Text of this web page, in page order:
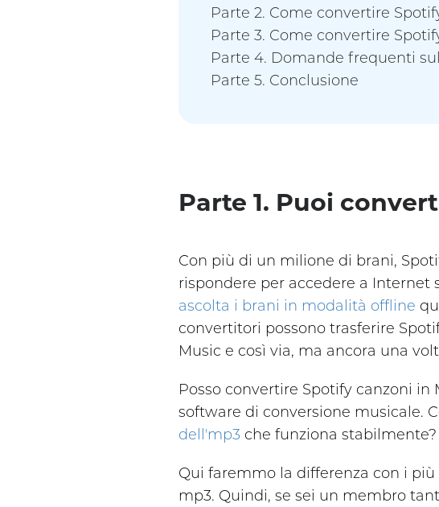
Parte 2. Come convertire
Parte 3. Come convertire
Parte 4. Domande frequenti
Parte 5. Conclusione
Parte 1. Puoi
Con più di un milione di brani,
rispondere per accedere a Internet
ascolta i brani in modalità offline
convertitori possono trasferire
Music e così via, ma ancora una
Posso convertire Spotify canzoni
software di conversione musicale.
dell'mp3 che funziona stabilmente?
Qui faremmo la differenza con i
mp3. Quindi, se sei un membro